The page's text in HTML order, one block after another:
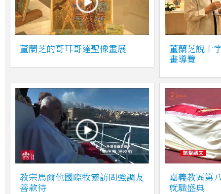
董蘭芝的哥耳哥達聖像畫展
董蘭芝說十
畫導覽
教宗馬爾他國際牧靈訪問強調友
善款待
嘉義教區第
就職盛典